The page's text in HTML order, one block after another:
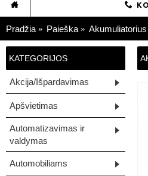
Pradžia Paieška
KATEGORIJOS
Akcija/Išpardavimas
Apšvietimas
Automatizavimas ir
valdymas
Automobiliams